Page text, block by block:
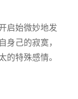
启始微妙地发
身己的寂寞，
的特殊感情。